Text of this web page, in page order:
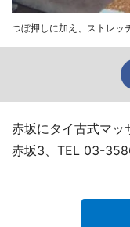
つぼ押しに加え、ストレッ
赤坂にタイ古式マ
赤坂3、TEL 03-